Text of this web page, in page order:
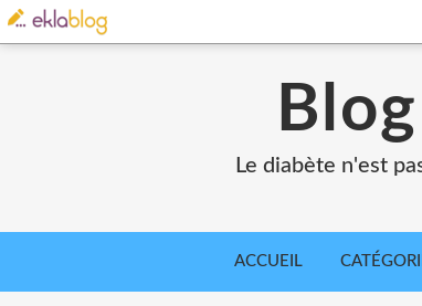
Le diabète n'est
ACCUEIL